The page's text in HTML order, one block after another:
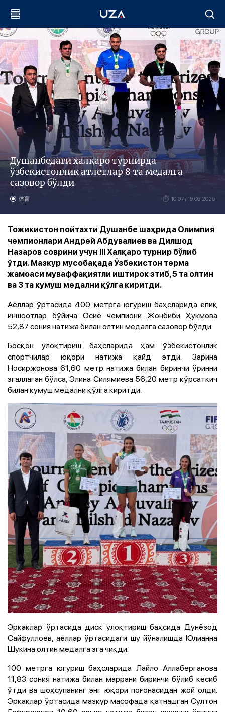
Душанбедаги халқаро турнирда
ўзбекистонлик атлетлар 8 та медалга
сазовор бўлди
体育 10:07 / 16.06.2026
Тожикистон пойтахти Душанбе шаҳрида Олимпия
чемпионлари Андрей Абдувалиев ва Дилшод
Назаров соврини учун III Халқаро турнир бўлиб
ўтди. Мазкур мусобақада Ўзбекистон терма
жамоаси муваффақиятли иштирок этиб, 5 та олтин
ва 3 та кумуш медални қўлга киритди.
Аёллар ўртасида 400 метрга югуриш баҳсларида ёпиқ
иншоотлар бўйича Осиё чемпиони Жонбиби Ҳукмова
52,87 сония натижа билан олтин медалга сазовор бўлди.
Босқон улоқтириш баҳсларида ҳам ўзбекистонлик
спортчилар юқори натижа қайд этди. Зарина
Носиржонова 61,60 метр натижа билан биринчи ўринни
эгаллаган бўлса, Элина Силямиева 56,20 метр кўрсаткич
билан кумуш медални қўлга киритди.
Эркаклар ўртасида диск улоқтириш баҳсида Дунёзод
Сайфуллоев, аёллар ўртасидаги шу йўналишда Юлианна
Шукина олтин медалга эга чиқди.
100 метрга югуриш баҳсларида Лайло Аллаберганова
11,83 сония натижа билан маррани биринчи бўлиб кесиб
ўтди ва шоҳсупанинг энг юқори поғонасидан жой олди.
Эркаклар ўртасида мазкур масофада қатнашган Султон